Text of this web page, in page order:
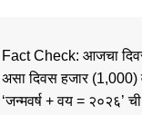
Fact Check: आजचा
असा दिवस हजार (1,000)
‘जन्मवर्ष + वय = २०२६’